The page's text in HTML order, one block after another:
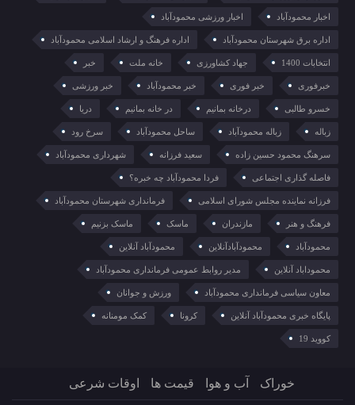
اخبار محمودآباد اخبار ورزشی محمودآباد
اداره برق شهرستان محمودآباد اداره فرهنگ و ارشاد اسلامی محمودآباد
انتخابات 1400 جهاد کشاورزی خانه ملت خبر
خبرفوری خبر فوری خبر محمودآباد خبر ورزشی
خسرو طالبی درخانه بمانیم در خانه بمانیم دریا
زباله زباله محمودآباد ساحل محمودآباد سرخ رود
سرهنگ محمود حسین زاده سعید فرزانه شهرداری محمودآباد
فاصله گذاری اجتماعی فردا محمودآباد چه خبره؟
فرزانه نماینده مجلس شورای اسلامی فرمانداری شهرستان محمودآباد
فرهنگ و هنر مازندران ماسک ماسک بزنیم
محمودآباد محمودآبادآنلاین محمودآباد آنلاین
محموداباد آنلاین مدیر روابط عمومی فرمانداری محمودآباد
معاون سیاسی فرمانداری محمودآباد ورزش و جوانان
پایگاه خبری محمودآباد آنلاین کرونا کمک مومنانه
کووید 19
خوراک آب و هوا قیمت ها اوقات شرعی